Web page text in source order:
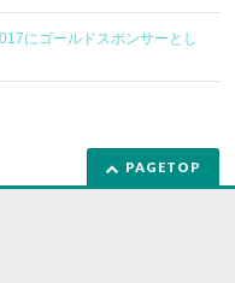
にゴールドスポンサーとし
PAGETOP